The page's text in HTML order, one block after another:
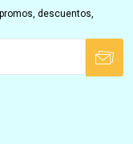
descuentos,